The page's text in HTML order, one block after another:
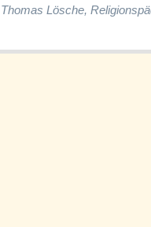
Thomas Lösche,